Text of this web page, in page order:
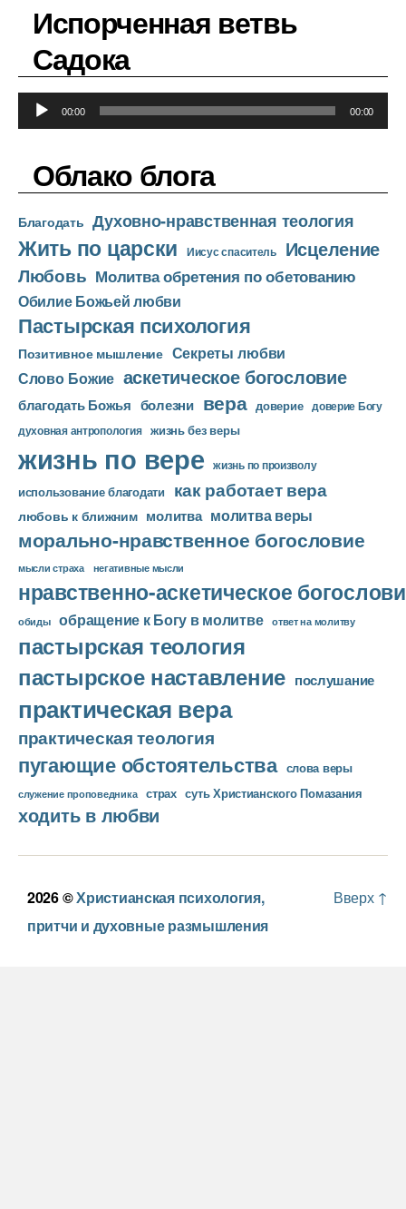
л
Испорченная ветвь
Садока
у
о
п
л
е
е
р
00:00 00:00
Облако блога
Благодать Духовно-нравственная теология
Жить по царски Иисус спаситель Исцеление
Любовь Молитва обретения по обетованию
Обилие Божьей любви
Пастырская психология
Позитивное мышление Секреты любви
Слово Божие аскетическое богословие
благодать Божья болезни вера доверие доверие Богу
духовная антропология жизнь без веры
жизнь по вере жизнь по произволу
использование благодати как работает вера
любовь к ближним молитва молитва веры
морально-нравственное богословие
мысли страха негативные мысли
нравственно-аскетическое
обиды обращение к Богу в молитве ответ на молитву
пастырская теология
пастырское наставление послушание
практическая вера
практическая теология
пугающие обстоятельства слова веры
служение проповедника страх суть Христианского Помазания
ходить в любви
2026 ©Христианская психология,
притчи и духовные размышления
Вверх ↑